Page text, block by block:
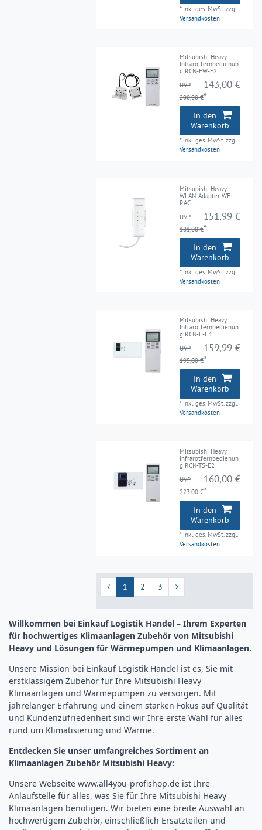
* inkl. ges. MwSt.zzgl.
Versandkosten
Mitsubishi Heavy
Infrarotfernbedienun
g RCN-FW-E2
UVP
200,00 €
143,00 €
*
In den
Warenkorb
* inkl. ges. MwSt.zzgl.
Versandkosten
Mitsubishi Heavy
WLAN-Adapter WF-
RAC
UVP
181,00 €
151,99 €
*
In den
Warenkorb
* inkl. ges. MwSt. zzgl.
Versandkosten
Mitsubishi Heavy
Infrarotfernbedienun
g RCN-E-E3
UVP
195,00 €
159,99 €
*
In den
Warenkorb
* inkl. ges. MwSt.zzgl.
Versandkosten
Mitsubishi Heavy
Infrarotfernbedienun
g RCN-TS-E2
UVP
223,00 €
160,00 €
*
In den
Warenkorb
* inkl. ges. MwSt.zzgl.
Versandkosten
1 2 3
Willkommen bei Einkauf Logistik Handel – Ihrem Experten
für hochwertiges Klimaanlagen Zubehör von Mitsubishi
Heavy und Lösungen für Wärmepumpen und Klimaanlagen.
Unsere Mission bei Einkauf Logistik Handel ist es, Sie mit
erstklassigem Zubehör für Ihre Mitsubishi Heavy
Klimaanlagen und Wärmepumpen zu versorgen. Mit
jahrelanger Erfahrung und einem starken Fokus auf Qualität
und Kundenzufriedenheit sind wir Ihre erste Wahl für alles
rund um Klimatisierung und Wärme.
Entdecken Sie unser umfangreiches Sortiment an
Klimaanlagen Zubehör Mitsubishi Heavy:
Unsere Webseite www.all4you-profishop.de ist Ihre
Anlaufstelle für alles, was Sie für Ihre Mitsubishi Heavy
Klimaanlagen benötigen. Wir bieten eine breite Auswahl an
hochwertigem Zubehör, einschließlich Ersatzteilen und